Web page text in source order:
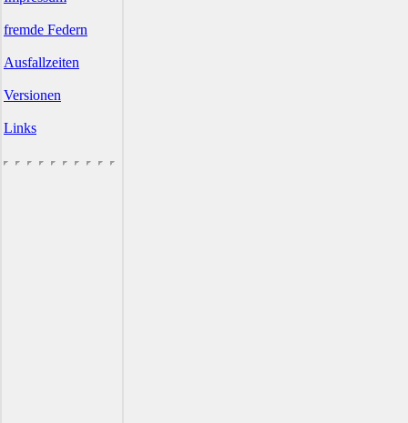
fremde Federn
Ausfallzeiten
Versionen
Links